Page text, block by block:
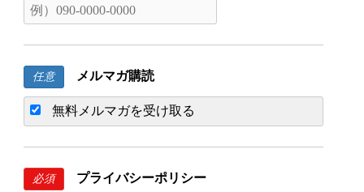
任意 メルマガ購読
無料メルマガを受け取る
必須 プライバシーポリシー